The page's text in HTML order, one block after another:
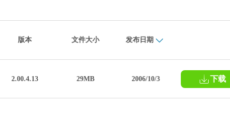
版本 文件大小 发布日期
2.00.4.13 29MB 2006/10/3 下载